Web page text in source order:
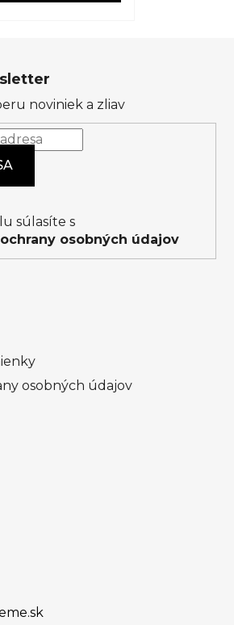
noviniek a zliav
súlasíte s
osobných údajov
osobných údajov